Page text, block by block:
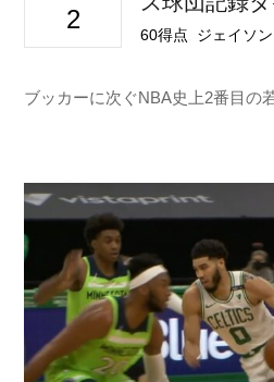
2
60得点 ジェイソ
ブッカーに次ぐNBA史上2番目の